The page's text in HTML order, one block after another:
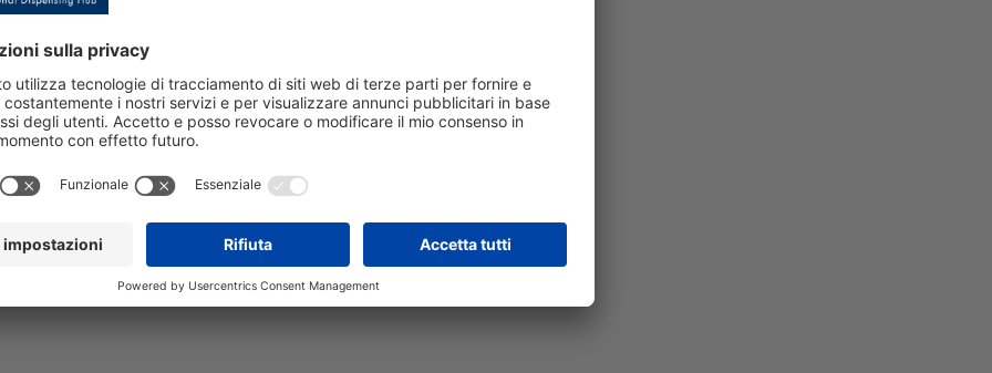
PER BANCHI
FREDDO
A 10 FUSTI
x 495 x 304
FREDDO FINO A 10
FUSTI675 x 495 x